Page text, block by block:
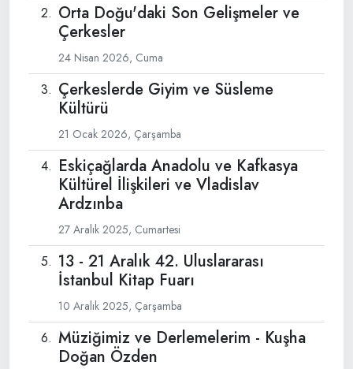
Orta Doğu'daki Son Gelişmeler ve
Çerkesler
24 Nisan 2026, Cuma
Çerkeslerde Giyim ve Süsleme
Kültürü
21 Ocak 2026, Çarşamba
Eskiçağlarda Anadolu ve Kafkasya
Kültürel İlişkileri ve Vladislav
Ardzınba
27 Aralık 2025, Cumartesi
13 - 21 Aralık 42. Uluslararası
İstanbul Kitap Fuarı
10 Aralık 2025, Çarşamba
Müziğimiz ve Derlemelerim - Kuşha
Doğan Özden